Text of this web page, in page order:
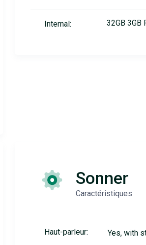
Internal: 32GB 3GB
Sonner
Caractéristiques
Haut-parleur: Yes, with